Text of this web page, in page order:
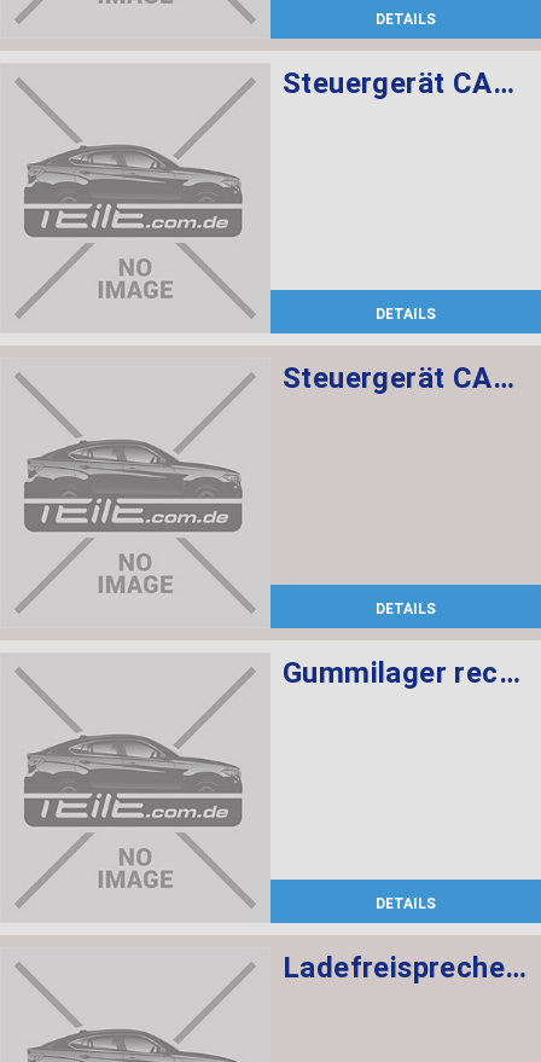
DETAILS
Steuergerät CAS CAS3
DETAILS
Steuergerät CAS CAS3
DETAILS
Gummilager rechts
DETAILS
Ladefreisprechelektronik High BASIS SVS MULF2